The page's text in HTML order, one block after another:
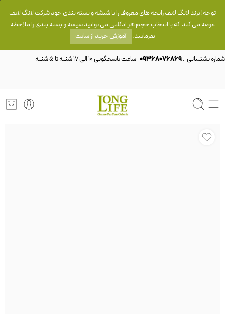
توجه! برند لانگ لایف رایحه های معروف را با شیشه و بسته بندی خود شرکت لانگ لایف
عرضه می کند.که با انتخاب حجم هر ادکلنی می توانید شیشه و بسته بندی را ملاحظه
بفرمایید. آموزش خرید از سایت
شماره پشتیبانی :09368076869